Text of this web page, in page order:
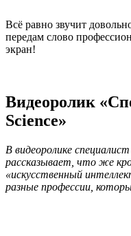
Всё равно звучит
передам слово
экран!
Видеоролик
Science»
В видеоролике
рассказывает, что же
«искусственный
разные профессии,